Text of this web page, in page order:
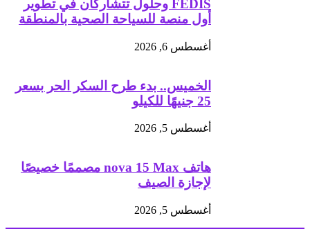
FEDIS وحلول تتشاركان في تطوير
أول منصة للسياحة الصحية بالمنطقة
أغسطس 6, 2026
الخميس.. بدء طرح السكر الحر بسعر
25 جنيهًا للكيلو
أغسطس 5, 2026
هاتف nova 15 Max مصممًا خصيصًا
لإجازة الصيف
أغسطس 5, 2026